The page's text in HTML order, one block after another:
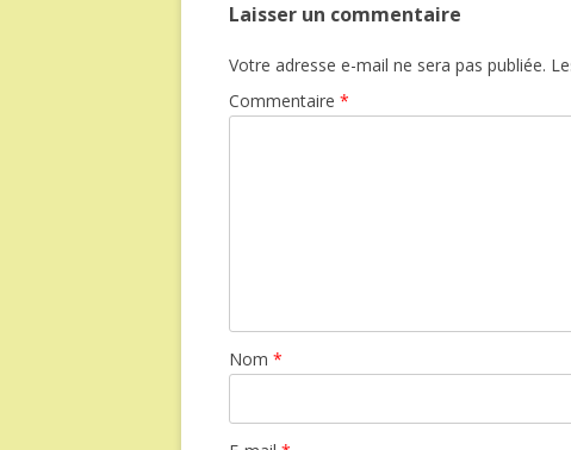
Laisser un commentaire
Votre adresse e-mail ne sera pas publiée.
Commentaire *
Nom *